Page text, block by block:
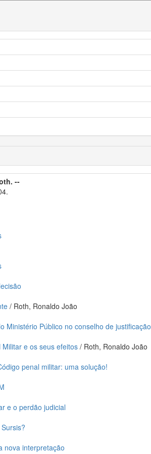
--
/ Roth, Ronaldo João
Ministério Público no conselho de justificação
e os seus efeitos/ Roth, Ronaldo João
penal militar: uma solução!
e o perdão judicial
nova interpretação